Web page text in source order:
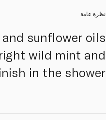
نظرة عامة
sunflower oils
wild mint and
in the shower.